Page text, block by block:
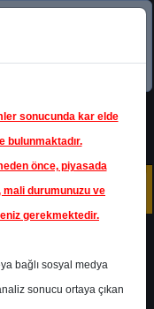
sonucunda kar elde
bulunmaktadır.
önce, piyasada
mali durumunuzu ve
gerekmektedir.
bağlı sosyal medya
sonucu ortaya çıkan